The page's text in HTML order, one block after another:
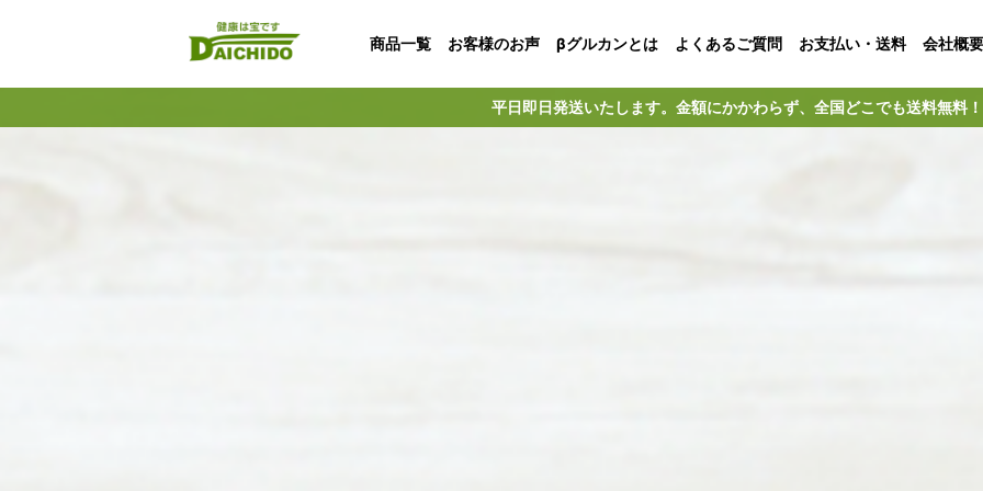
商品一覧 お客様のお声 βグルカンとは よくあるご質問 お支払い・送料 会社概要
平日即日発送いたします。金額にかかわらず、全国どこでも送料無料！